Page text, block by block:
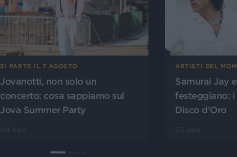
SI PARTE IL 7 AGOSTO
Jovanotti, non solo un
concerto: cosa sappiamo sul
Jova Summer Party
ARTISTI DEL
Samurai Jay
festeggiano:
Disco d'Oro